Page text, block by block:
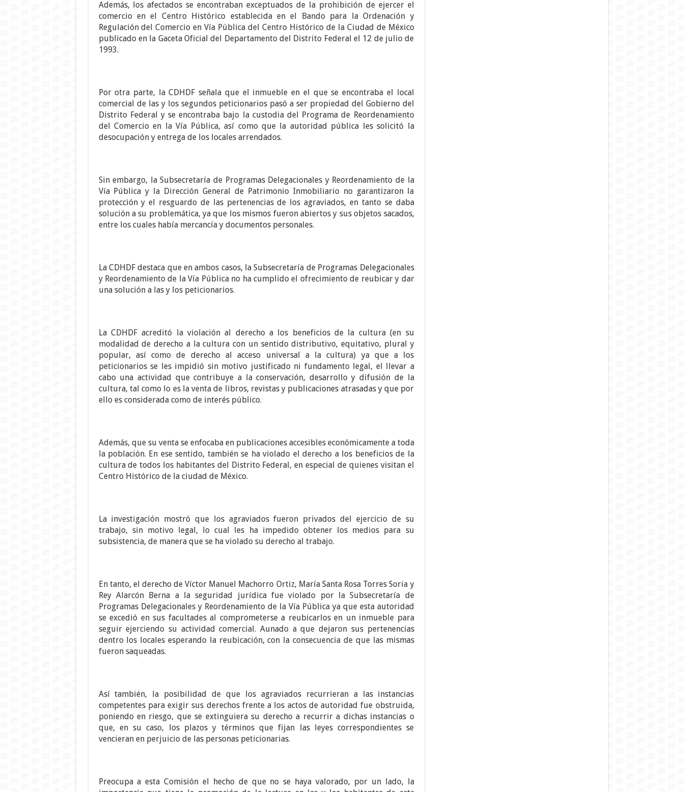
Además, los afectados se encontraban exceptuados de la prohibición de ejercer el
comercio en el Centro Histórico establecida en el Bando para la Ordenación y
Regulación del Comercio en Vía Pública del Centro Histórico de la Ciudad de México
publicado en la Gaceta Oficial del Departamento del Distrito Federal el 12 de julio de
1993.
Por otra parte, la CDHDF señala que el inmueble en el que se encontraba el local
comercial de las y los segundos peticionarios pasó a ser propiedad del Gobierno del
Distrito Federal y se encontraba bajo la custodia del Programa de Reordenamiento
del Comercio en la Vía Pública, así como que la autoridad pública les solicitó la
desocupación y entrega de los locales arrendados.
Sin embargo, la Subsecretaría de Programas Delegacionales y Reordenamiento de la
Vía Pública y la Dirección General de Patrimonio Inmobiliario no garantizaron la
protección y el resguardo de las pertenencias de los agraviados, en tanto se daba
solución a su problemática, ya que los mismos fueron abiertos y sus objetos sacados,
entre los cuales había mercancía y documentos personales.
La CDHDF destaca que en ambos casos, la Subsecretaría de Programas Delegacionales
y Reordenamiento de la Vía Pública no ha cumplido el ofrecimiento de reubicar y dar
una solución a las y los peticionarios.
La CDHDF acreditó la violación al derecho a los beneficios de la cultura (en su
modalidad de derecho a la cultura con un sentido distributivo, equitativo, plural y
popular, así como de derecho al acceso universal a la cultura) ya que a los
peticionarios se les impidió sin motivo justificado ni fundamento legal, el llevar a
cabo una actividad que contribuye a la conservación, desarrollo y difusión de la
cultura, tal como lo es la venta de libros, revistas y publicaciones atrasadas y que por
ello es considerada como de interés público.
Además, que su venta se enfocaba en publicaciones accesibles económicamente a toda
la población. En ese sentido, también se ha violado el derecho a los beneficios de la
cultura de todos los habitantes del Distrito Federal, en especial de quienes visitan el
Centro Histórico de la ciudad de México.
La investigación mostró que los agraviados fueron privados del ejercicio de su
trabajo, sin motivo legal, lo cual les ha impedido obtener los medios para su
subsistencia, de manera que se ha violado su derecho al trabajo.
En tanto, el derecho de Víctor Manuel Machorro Ortiz, María Santa Rosa Torres Soria y
Rey Alarcón Berna a la seguridad jurídica fue violado por la Subsecretaría de
Programas Delegacionales y Reordenamiento de la Vía Pública ya que esta autoridad
se excedió en sus facultades al comprometerse a reubicarlos en un inmueble para
seguir ejerciendo su actividad comercial. Aunado a que dejaron sus pertenencias
dentro los locales esperando la reubicación, con la consecuencia de que las mismas
fueron saqueadas.
Así también, la posibilidad de que los agraviados recurrieran a las instancias
competentes para exigir sus derechos frente a los actos de autoridad fue obstruida,
poniendo en riesgo, que se extinguiera su derecho a recurrir a dichas instancias o
que, en su caso, los plazos y términos que fijan las leyes correspondientes se
vencieran en perjuicio de las personas peticionarias.
Preocupa a esta Comisión el hecho de que no se haya valorado, por un lado, la